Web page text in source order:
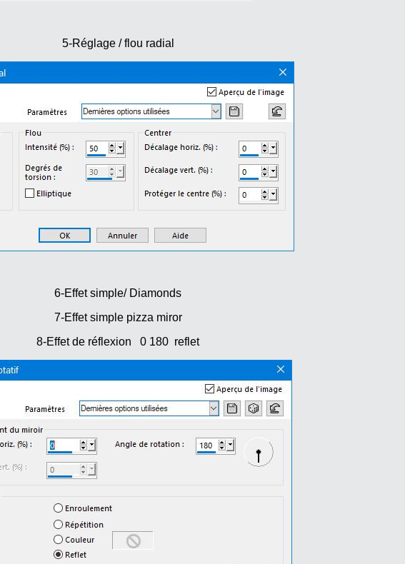
5-Réglage / flou radial
6-Effet simple/ Diamonds
7-Effet simple pizza miror
8-Effet de réflexion 0 180 reflet